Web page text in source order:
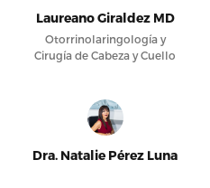
Laureano Giraldez MD
Otorrinolaringología y
Cirugía de Cabeza y Cuello
Dra. Natalie Pérez Luna